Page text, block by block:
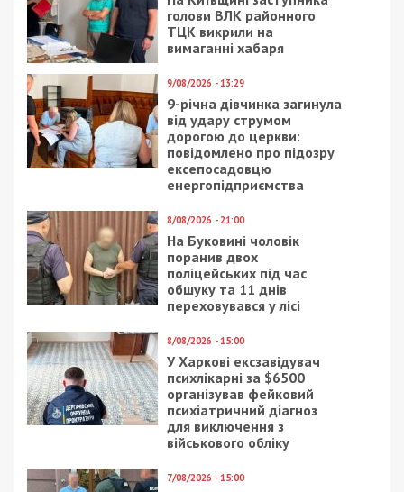
Херсонская область – 312 случаев / 360
прививок;
Хмельницкая область – 811 случаев /
180 прививок;
Черкасская область – 349 случаев / 0
прививок;
Черновицкая область – 193 случая / 270
прививок;
Черниговская область – 489 случаев / 60
прививок.
Данные с временно оккупированных территорий:
АР Крым, Донецкой, Луганской областей и
города Севастополя отсутствуют.